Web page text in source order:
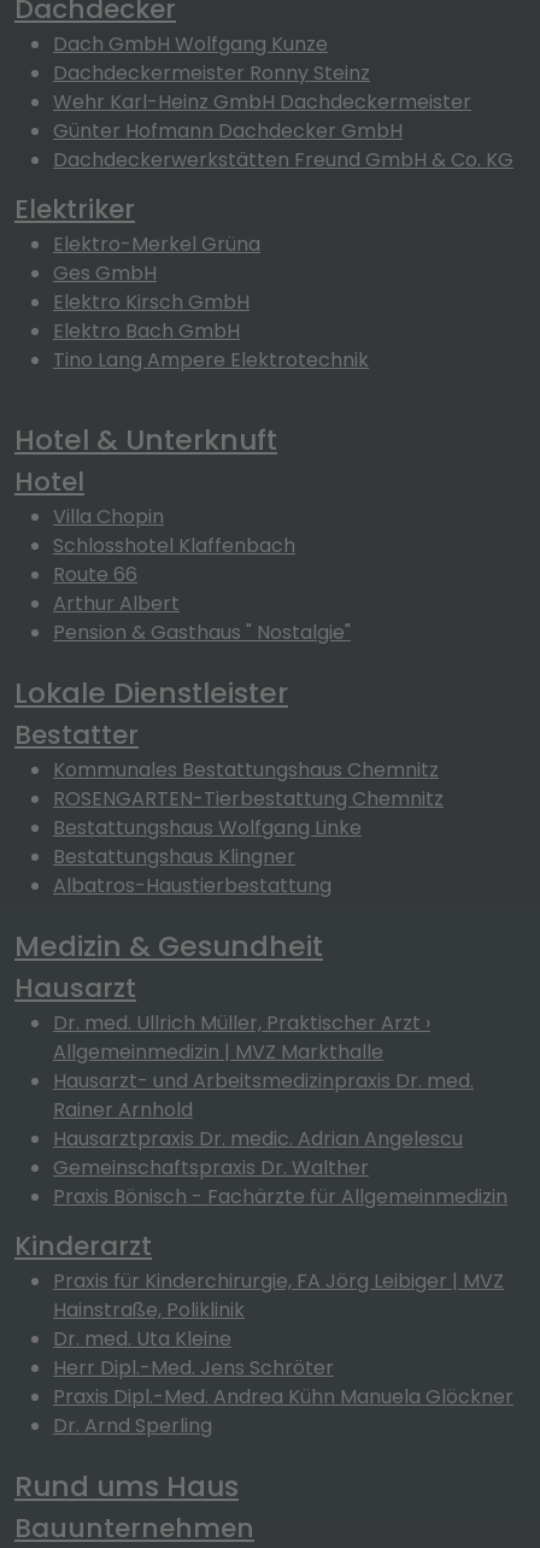
Dachdecker
Dach GmbH Wolfgang Kunze
Dachdeckermeister Ronny Steinz
Wehr Karl-Heinz GmbH Dachdeckermeister
Günter Hofmann Dachdecker GmbH
Dachdeckerwerkstätten Freund GmbH & Co. KG
Elektriker
Elektro-Merkel Grüna
Ges GmbH
Elektro Kirsch GmbH
Elektro Bach GmbH
Tino Lang Ampere Elektrotechnik
Hotel & Unterknuft
Hotel
Villa Chopin
Schlosshotel Klaffenbach
Route 66
Arthur Albert
Pension & Gasthaus " Nostalgie"
Lokale Dienstleister
Bestatter
Kommunales Bestattungshaus Chemnitz
ROSENGARTEN-Tierbestattung Chemnitz
Bestattungshaus Wolfgang Linke
Bestattungshaus Klingner
Albatros-Haustierbestattung
Medizin & Gesundheit
Hausarzt
Dr. med. Ullrich Müller, Praktischer Arzt ›
Allgemeinmedizin | MVZ Markthalle
Hausarzt- und Arbeitsmedizinpraxis Dr. med.
Rainer Arnhold
Hausarztpraxis Dr. medic. Adrian Angelescu
Gemeinschaftspraxis Dr. Walther
Praxis Bönisch - Fachärzte für Allgemeinmedizin
Kinderarzt
Praxis für Kinderchirurgie, FA Jörg Leibiger | MVZ
Hainstraße, Poliklinik
Dr. med. Uta Kleine
Herr Dipl.-Med. Jens Schröter
Praxis Dipl.-Med. Andrea Kühn Manuela Glöckner
Dr. Arnd Sperling
Rund ums Haus
Bauunternehmen